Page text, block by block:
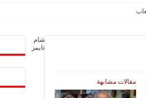
مقالات مشابهة
شام
تايمز